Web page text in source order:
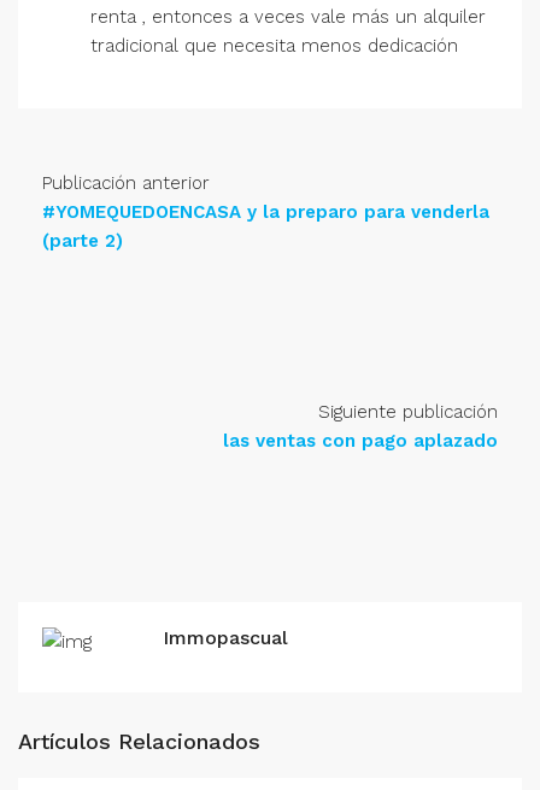
renta , entonces a veces vale más un alquiler
tradicional que necesita menos dedicación
Publicación anterior
#YOMEQUEDOENCASA y la preparo para venderla
(parte 2)
Siguiente publicación
las ventas con pago aplazado
Immopascual
Artículos Relacionados